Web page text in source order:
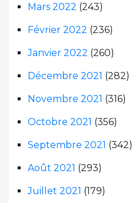
Mars 2022 (243)
Février 2022 (236)
Janvier 2022 (260)
Décembre 2021 (282)
Novembre 2021 (316)
Octobre 2021 (356)
Septembre 2021 (342)
Août 2021 (293)
Juillet 2021 (179)